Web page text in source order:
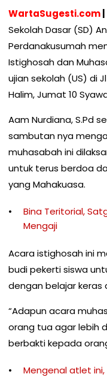
WartaSugesti.com
Sekolah Dasar (SD)
Perdanakusumah
Istighosah dan
ujian sekolah (US) di
Halim, Jumat 10
Aam Nurdiana, S.Pd
sambutan nya
muhasabah ini
untuk terus berdoa
yang Mahakuasa.
Bina Teritorial,
Mengaji
Acara istighosah ini
budi pekerti siswa
dengan belajar keras
“Adapun acara
orang tua agar lebih
berbakti kepada
Mengenal atlet ini,